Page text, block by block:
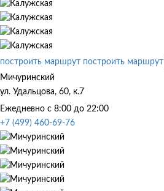
построить маршрут построить маршрут
Мичуринский
ул. Удальцова, 60, к.7
Ежедневно с 8:00 до 22:00
+7 (499) 460-69-76